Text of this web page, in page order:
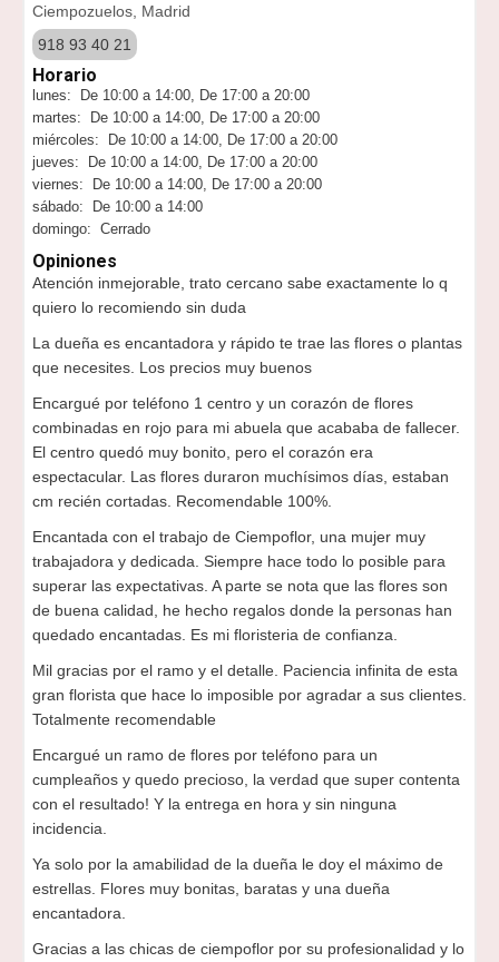
Ciempozuelos, Madrid
918 93 40 21
Horario
lunes: De 10:00 a 14:00, De 17:00 a 20:00
martes: De 10:00 a 14:00, De 17:00 a 20:00
miércoles: De 10:00 a 14:00, De 17:00 a 20:00
jueves: De 10:00 a 14:00, De 17:00 a 20:00
viernes: De 10:00 a 14:00, De 17:00 a 20:00
sábado: De 10:00 a 14:00
domingo: Cerrado
Opiniones
Atención inmejorable, trato cercano sabe exactamente lo q
quiero lo recomiendo sin duda
La dueña es encantadora y rápido te trae las flores o plantas
que necesites. Los precios muy buenos
Encargué por teléfono 1 centro y un corazón de flores
combinadas en rojo para mi abuela que acababa de fallecer.
El centro quedó muy bonito, pero el corazón era
espectacular. Las flores duraron muchísimos días, estaban
cm recién cortadas. Recomendable 100%.
Encantada con el trabajo de Ciempoflor, una mujer muy
trabajadora y dedicada. Siempre hace todo lo posible para
superar las expectativas. A parte se nota que las flores son
de buena calidad, he hecho regalos donde la personas han
quedado encantadas. Es mi floristeria de confianza.
Mil gracias por el ramo y el detalle. Paciencia infinita de esta
gran florista que hace lo imposible por agradar a sus clientes.
Totalmente recomendable
Encargué un ramo de flores por teléfono para un
cumpleaños y quedo precioso, la verdad que super contenta
con el resultado! Y la entrega en hora y sin ninguna
incidencia.
Ya solo por la amabilidad de la dueña le doy el máximo de
estrellas. Flores muy bonitas, baratas y una dueña
encantadora.
Gracias a las chicas de ciempoflor por su profesionalidad y lo